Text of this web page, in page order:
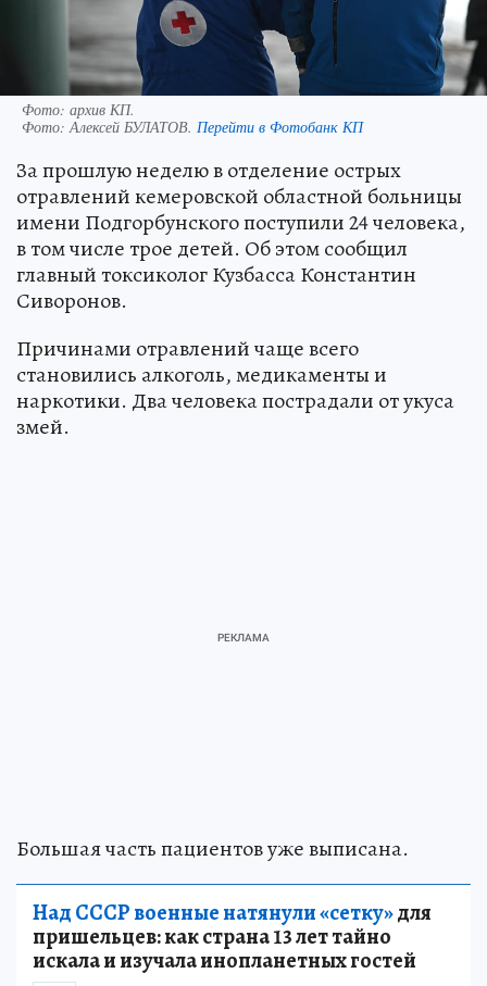
Фото: архив КП.
Фото:Алексей БУЛАТОВ. Перейти в Фотобанк КП
За прошлую неделю в отделение острых
отравлений кемеровской областной больницы
имени Подгорбунского поступили 24 человека,
в том числе трое детей. Об этом сообщил
главный токсиколог Кузбасса Константин
Сиворонов.
Причинами отравлений чаще всего
становились алкоголь, медикаменты и
наркотики. Два человека пострадали от укуса
змей.
Большая часть пациентов уже выписана.
Над СССР военные натянули «сетку»для
пришельцев: как страна 13 лет тайно
искала и изучала инопланетных гостей